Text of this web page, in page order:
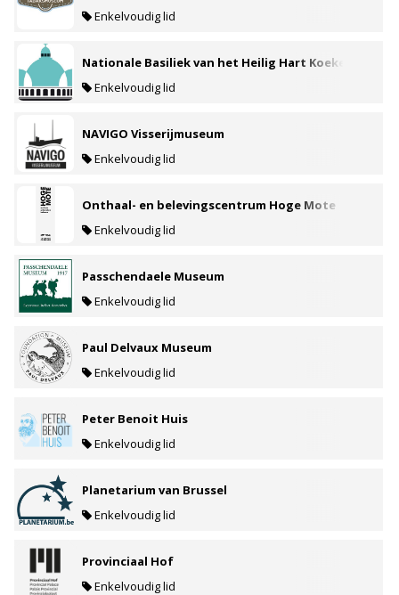
Enkelvoudig lid
Nationale Basiliek van het Heilig Hart Koekelberg
Enkelvoudig lid
NAVIGO Visserijmuseum
Enkelvoudig lid
Onthaal- en belevingscentrum Hoge Mote
Enkelvoudig lid
Passchendaele Museum
Enkelvoudig lid
Paul Delvaux Museum
Enkelvoudig lid
Peter Benoit Huis
Enkelvoudig lid
Planetarium van Brussel
Enkelvoudig lid
Provinciaal Hof
Enkelvoudig lid